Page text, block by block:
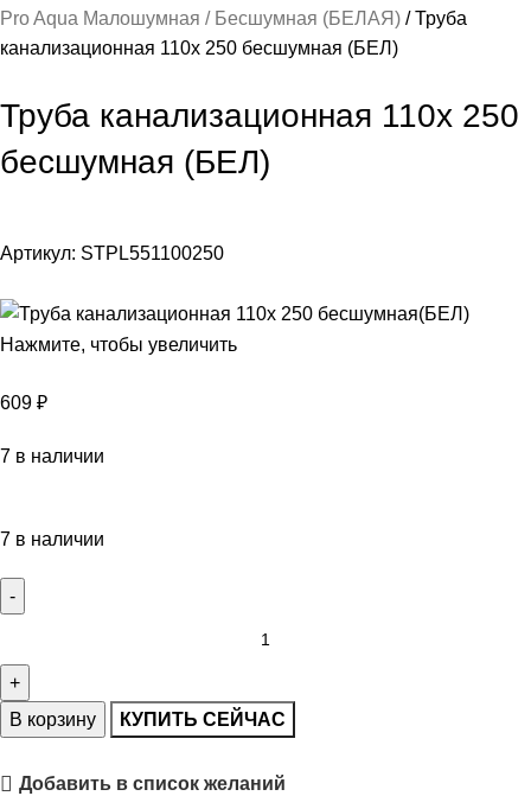
Pro Aqua Малошумная / Бесшумная (БЕЛАЯ)
Труба
канализационная 110х 250 бесшумная (БЕЛ)
Труба канализационная 110х 250
бесшумная (БЕЛ)
Артикул: STPL551100250
Нажмите, чтобы увеличить
609 ₽
7 в наличии
7 в наличии
В корзину КУПИТЬ СЕЙЧАС
Добавить в список желаний